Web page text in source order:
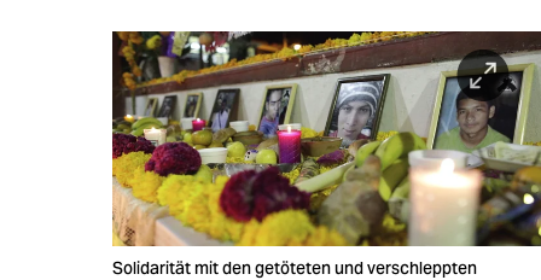
veranstaltungen
Solidarität mit den getöteten und verschleppten